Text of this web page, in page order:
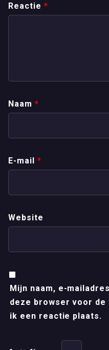
Reactie *
Naam *
E-mail *
Website
Mijn naam, e-
deze browser voor de
ik een reactie plaats.